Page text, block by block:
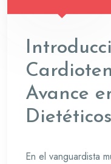
Avance
Dietéticos
En el vanguardista